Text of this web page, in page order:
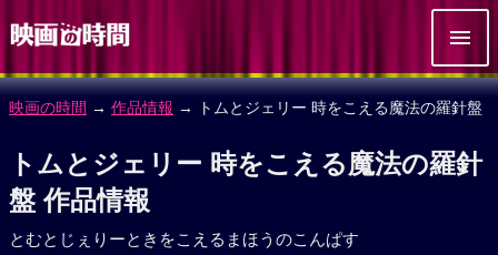
映画の時間 → 作品情報 → トムとジェリー 時をこえる魔法の羅針盤
トムとジェリー 時をこえる魔法の羅針
盤 作品情報
とむとじぇりーときをこえるまほうのこんぱす